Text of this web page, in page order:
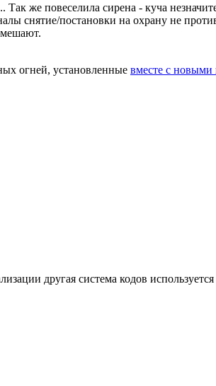
же повеселила сирена - куча
снятие/постановки на охрану не
огней, установленные вместе с
другая система кодов